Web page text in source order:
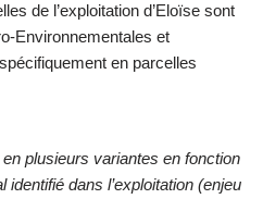
de l’exploitation d’Eloïse sont
Environnementales et
en parcelles
plusieurs variantes en fonction
identifié dans l’exploitation (enjeu